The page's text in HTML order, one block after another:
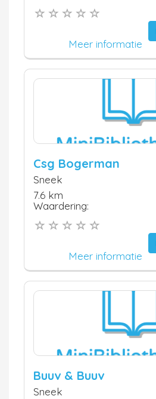
Meer informatie
Csg Bogerman
Sneek
7.6 km
Waardering:
Meer informatie
Buuv & Buuv
Sneek